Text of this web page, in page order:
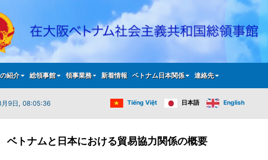
ン
ン
に
移
紹介 総領事館 領事業務 新着情報 ベトナム日本関係 連絡先
月9日, 08:05:38 Tiếng Việt 日本語 English
ベトナムと日本における貿易協力関係の概要